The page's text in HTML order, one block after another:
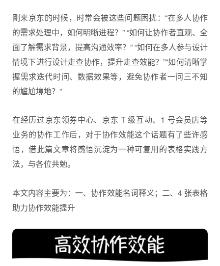
刚来京东的时候，时常会被这些问题困扰：“在多人协作
的需求处理中，如何明晰进程？” “如何让协作者直观、全
面了解需求背景，提高沟通效率？” “如何在多人参与设计
情境下进行设计走查协作，提升走查效能？”“如何清晰掌
握需求迭代时间、数据效果等，避免协作者一问三不知
的尴尬境地？”
在经历过京东领券中心、京东 T 级互动、1 号会员店等
业务的协作工作后，对于协作效能这个话题有了些许感
悟，借此篇文章将感悟沉淀为一种可复用的表格实践方
法，与各位共勉。
本文内容主要为：一、协作效能名词释义；二、4 张表格
助力协作效能提升